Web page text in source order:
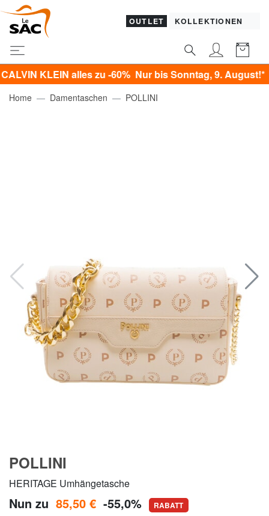
OUTLET KOLLEKTIONEN
KLEIN alles zu -60% Nur bis Sonntag, 9. August!*
Home Damentaschen POLLINI
POLLINI
HERITAGE Umhängetasche
Nun zu 85,50 € -55,0% RABATT